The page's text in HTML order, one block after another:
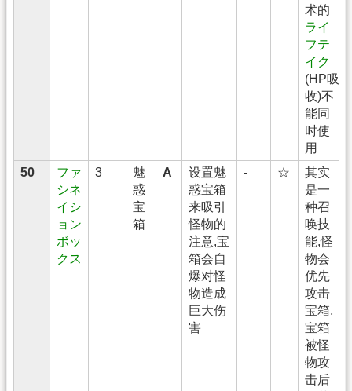
术的
ライ
フテ
イク
(HP吸
收)不
能同
时使
用
50
ファ
シネ
イシ
ョン
ボッ
クス
3
魅
惑
宝
箱
A
设置魅
惑宝箱
来吸引
怪物的
注意,宝
箱会自
爆对怪
物造成
巨大伤
害
- ☆
其实
是一
种召
唤技
能,怪
物会
优先
攻击
宝箱,
宝箱
被怪
物攻
击后